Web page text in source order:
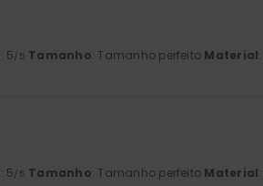
: 5/5 Tamanho: Tamanho perfeito Material
: 5/5 Tamanho: Tamanho perfeito Material